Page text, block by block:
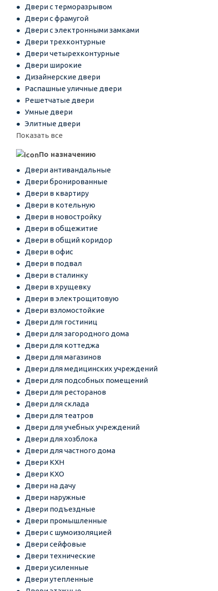
Двери с терморазрывом
Двери с фрамугой
Двери с электронными замками
Двери трехконтурные
Двери четырехконтурные
Двери широкие
Дизайнерские двери
Распашные уличные двери
Решетчатые двери
Умные двери
Элитные двери
Показать все
По назначению
Двери антивандальные
Двери бронированные
Двери в квартиру
Двери в котельную
Двери в новостройку
Двери в общежитие
Двери в общий коридор
Двери в офис
Двери в подвал
Двери в сталинку
Двери в хрущевку
Двери в электрощитовую
Двери взломостойкие
Двери для гостиниц
Двери для загородного дома
Двери для коттеджа
Двери для магазинов
Двери для медицинских учреждений
Двери для подсобных помещений
Двери для ресторанов
Двери для склада
Двери для театров
Двери для учебных учреждений
Двери для хозблока
Двери для частного дома
Двери КХН
Двери КХО
Двери на дачу
Двери наружные
Двери подъездные
Двери промышленные
Двери с шумоизоляцией
Двери сейфовые
Двери технические
Двери усиленные
Двери утепленные